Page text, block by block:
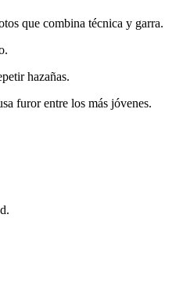
que combina técnica y garra.
hazañas.
furor entre los más jóvenes.